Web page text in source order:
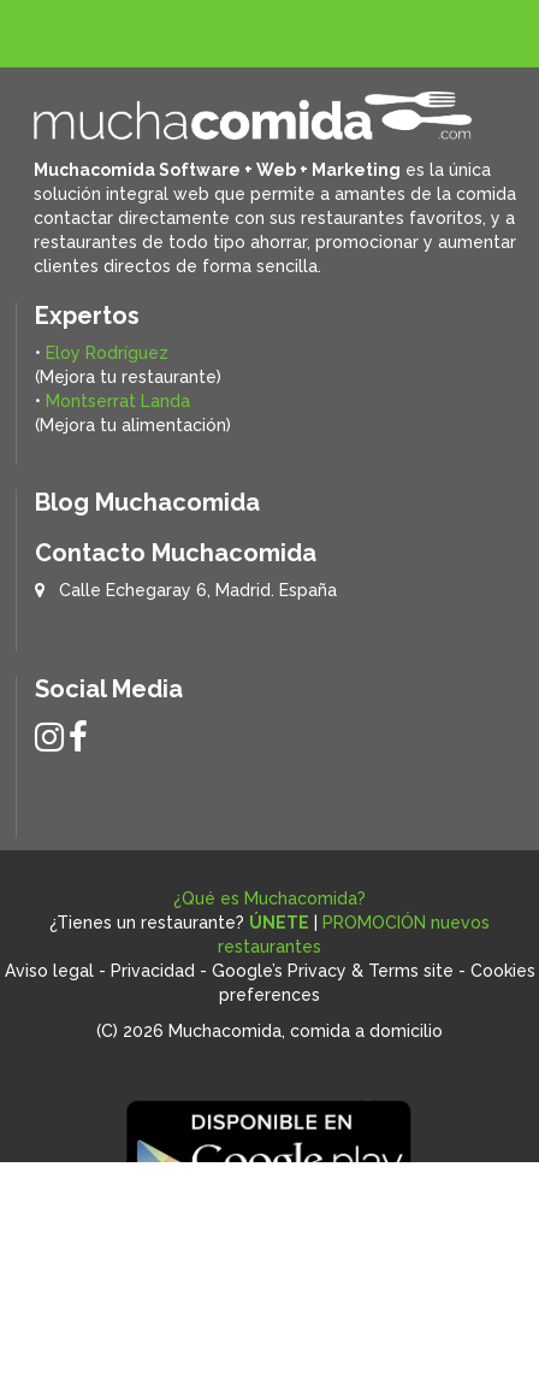
Muchacomida Software + Web + Marketing es la única
solución integral web que permite a amantes de la comida
contactar directamente con sus restaurantes favoritos, ya
restaurantes de todo tipo ahorrar, promocionar y aumentar
clientes directos de forma sencilla.
Expertos
• Eloy Rodríguez
(Mejora tu restaurante)
• Montserrat Landa
(Mejora tu alimentación)
Blog Muchacomida
Contacto Muchacomida
Calle Echegaray 6, Madrid. España
Social Media
¿Qué es Muchacomida?
¿Tienes un restaurante? ÚNETE
PROMOCIÓN nuevos
restaurantes
Aviso legal - Privacidad - Google’s Privacy & Terms site - Cookies
preferences
(C) 2026 Muchacomida, comida a domicilio